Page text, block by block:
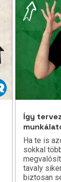
Így
Ha te is
sokkal
tavaly
biztosan